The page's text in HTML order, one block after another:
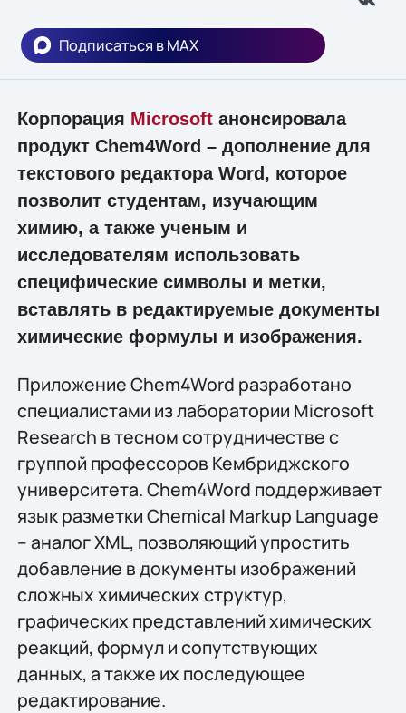
Подписаться в MAX
Корпорация Microsoftанонсировала
продукт Chem4Word – дополнение для
текстового редактора Word, которое
позволит студентам, изучающим
химию, а также ученым и
исследователям использовать
специфические символы и метки,
вставлять в редактируемые документы
химические формулы и изображения.
Приложение Chem4Word разработано
специалистами из лаборатории Microsoft
Research в тесном сотрудничестве с
группой профессоров Кембриджского
университета. Chem4Word поддерживает
язык разметки Chemical Markup Language
– аналог XML, позволяющий упростить
добавление в документы изображений
сложных химических структур,
графических представлений химических
реакций, формул и сопутствующих
данных, а также их последующее
редактирование.